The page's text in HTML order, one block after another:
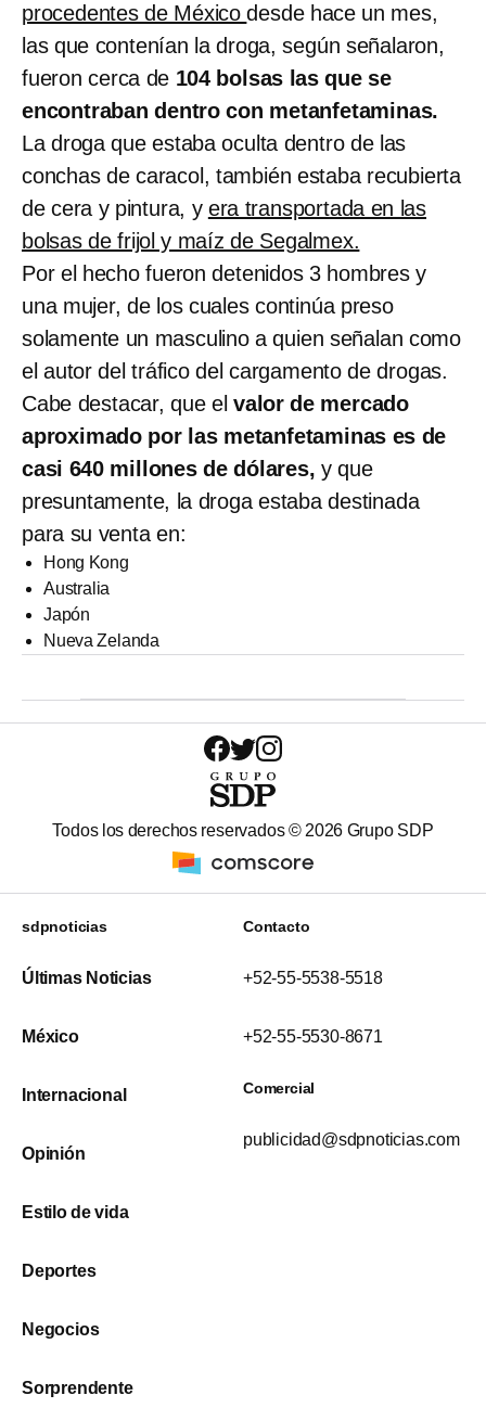
procedentes de Méxicodesde hace un mes,
las que contenían la droga, según señalaron,
fueron cerca de 104 bolsas las que se
encontraban dentro con metanfetaminas.
La droga que estaba oculta dentro de las
conchas de caracol, también estaba recubierta
de cera y pintura, y era transportada en las
bolsas de frijol y maíz de Segalmex.
Por el hecho fueron detenidos 3 hombres y
una mujer, de los cuales continúa preso
solamente un masculino a quien señalan como
el autor del tráfico del cargamento de drogas.
Cabe destacar, que el valor de mercado
aproximado por las metanfetaminas es de
casi 640 millones de dólares,y que
presuntamente, la droga estaba destinada
para su venta en:
Hong Kong
Australia
Japón
Nueva Zelanda
Todos los derechos reservados © 2026 Grupo SDP
sdpnoticias
Últimas Noticias
México
Internacional
Opinión
Estilo de vida
Deportes
Negocios
Sorprendente
Contacto
+52-55-5538-5518
+52-55-5530-8671
Comercial
publicidad@sdpnoticias.com